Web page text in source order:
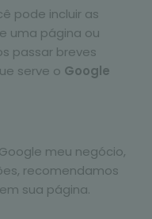
pode incluir as
uma página ou
passar breves
serve o Google
meu negócio,
recomendamos
sua página.